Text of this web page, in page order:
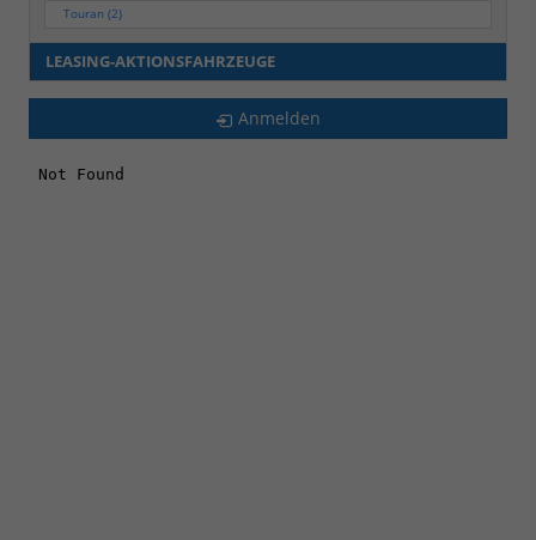
Touran(2)
LEASING-AKTIONSFAHRZEUGE
Anmelden